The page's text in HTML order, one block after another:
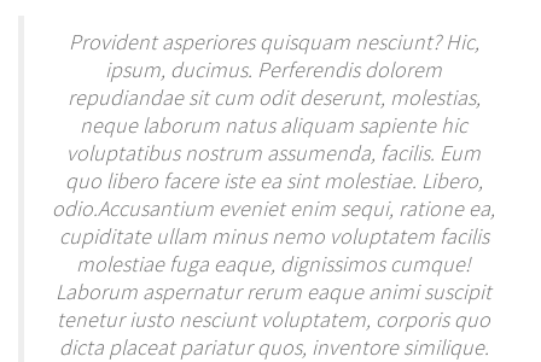
Provident asperiores quisquam nesciunt? Hic,
ipsum, ducimus. Perferendis dolorem
repudiandae sit cum odit deserunt, molestias,
neque laborum natus aliquam sapiente hic
voluptatibus nostrum assumenda, facilis. Eum
quo libero facere iste ea sint molestiae. Libero,
odio.Accusantium eveniet enim sequi, ratione ea,
cupiditate ullam minus nemo voluptatem facilis
molestiae fuga eaque, dignissimos cumque!
Laborum aspernatur rerum eaque animi suscipit
tenetur iusto nesciunt voluptatem, corporis quo
dicta placeat pariatur quos, inventore similique.